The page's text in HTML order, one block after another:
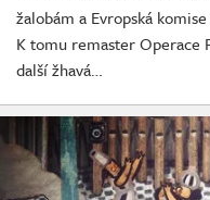
žalobám a Evropská
K tomu remaster Operace
další žhavá…